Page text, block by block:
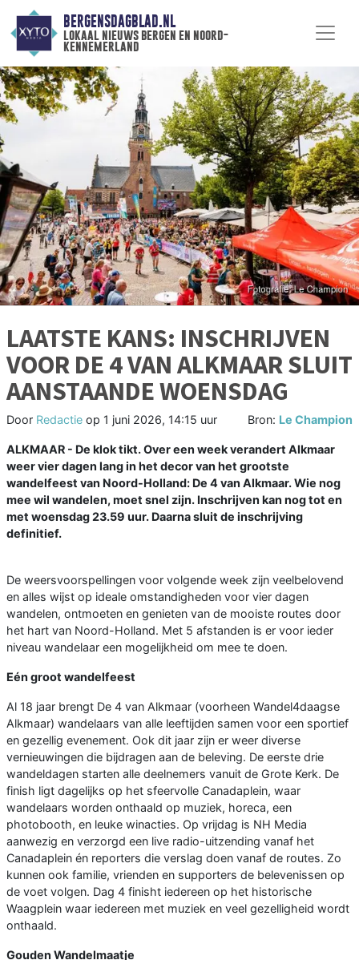
BERGENSDAGBLAD.NL
lokaal nieuws bergen en noord-
kennemerland
LAATSTE KANS: INSCHRIJVEN
VOOR DE 4 VAN ALKMAAR SLUIT
AANSTAANDE WOENSDAG
Door Redactie op 1 juni 2026, 14:15 uur Bron: Le Champion
ALKMAAR - De klok tikt. Over een week verandert Alkmaar
weer vier dagen lang in het decor van het grootste
wandelfeest van Noord-Holland: De 4 van Alkmaar. Wie nog
mee wil wandelen, moet snel zijn. Inschrijven kan nog tot en
met woensdag 23.59 uur. Daarna sluit de inschrijving
definitief.
De weersvoorspellingen voor volgende week zijn veelbelovend
en alles wijst op ideale omstandigheden voor vier dagen
wandelen, ontmoeten en genieten van de mooiste routes door
het hart van Noord-Holland. Met 5 afstanden is er voor ieder
niveau wandelaar een mogelijkheid om mee te doen.
Eén groot wandelfeest
Al 18 jaar brengt De 4 van Alkmaar (voorheen Wandel4daagse
Alkmaar) wandelaars van alle leeftijden samen voor een sportief
en gezellig evenement. Ook dit jaar zijn er weer diverse
vernieuwingen die bijdragen aan de beleving. De eerste drie
wandeldagen starten alle deelnemers vanuit de Grote Kerk. De
finish ligt dagelijks op het sfeervolle Canadaplein, waar
wandelaars worden onthaald op muziek, horeca, een
photobooth, en leuke winacties. Op vrijdag is NH Media
aanwezig en verzorgd een live radio-uitzending vanaf het
Canadaplein én reporters die verslag doen vanaf de routes. Zo
kunnen ook familie, vrienden en supporters de belevenissen op
de voet volgen. Dag 4 finisht iedereen op het historische
Waagplein waar iedereen met muziek en veel gezelligheid wordt
onthaald.
Gouden Wandelmaatje